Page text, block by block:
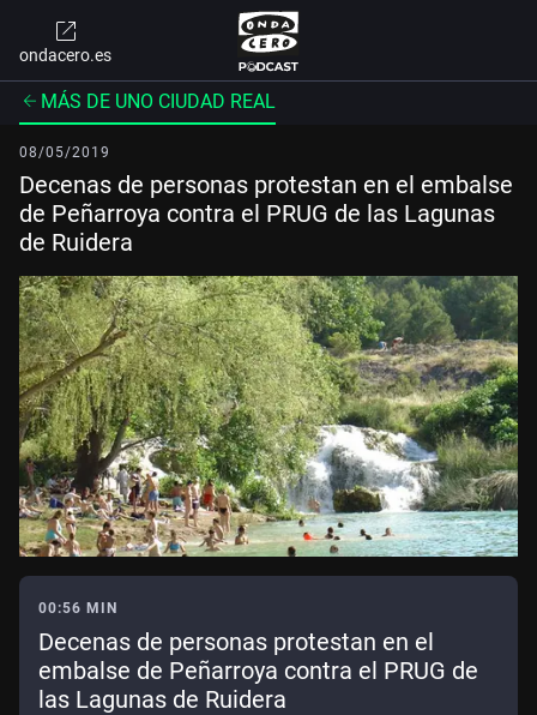
ondacero.es
MÁS DE UNO CIUDAD REAL
08/05/2019
Decenas de personas protestan en el embalse
de Peñarroya contra el PRUG de las Lagunas
de Ruidera
00:56 MIN
Decenas de personas protestan en el
embalse de Peñarroya contra el PRUG de
las Lagunas de Ruidera